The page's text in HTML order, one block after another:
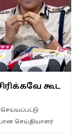
அமைச்சர் வன்னி
செய்தியாளர்